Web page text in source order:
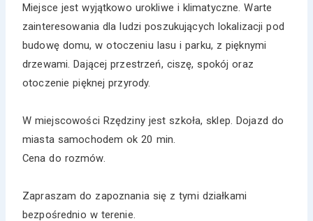
Miejsce jest wyjątkowo urokliwe i klimatyczne. Warte
zainteresowania dla ludzi poszukujących lokalizacji pod
budowę domu, w otoczeniu lasu i parku, z pięknymi
drzewami. Dającej przestrzeń, ciszę, spokój oraz
otoczenie pięknej przyrody.
W miejscowości Rzędziny jest szkoła, sklep. Dojazd do
miasta samochodem ok 20 min.
Cena do rozmów.
Zapraszam do zapoznania się z tymi działkami
bezpośrednio w terenie.